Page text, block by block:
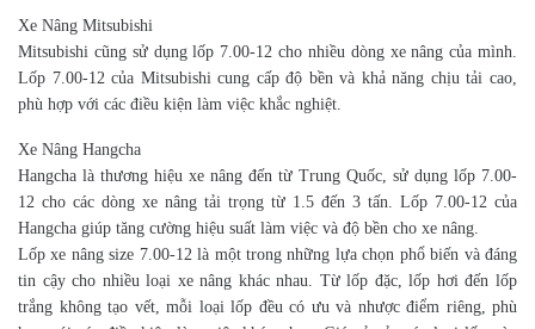
Xe Nâng Mitsubishi
Mitsubishi cũng sử dụng lốp 7.00-12 cho nhiều dòng xe nâng của mình.
Lốp 7.00-12 của Mitsubishi cung cấp độ bền và khả năng chịu tải cao,
phù hợp với các điều kiện làm việc khắc nghiệt.
Xe Nâng Hangcha
Hangcha là thương hiệu xe nâng đến từ Trung Quốc, sử dụng lốp 7.00-
12 cho các dòng xe nâng tải trọng từ 1.5 đến 3 tấn. Lốp 7.00-12 của
Hangcha giúp tăng cường hiệu suất làm việc và độ bền cho xe nâng.
Lốp xe nâng size 7.00-12 là một trong những lựa chọn phổ biến và đáng
tin cậy cho nhiều loại xe nâng khác nhau. Từ lốp đặc, lốp hơi đến lốp
trắng không tạo vết, mỗi loại lốp đều có ưu và nhược điểm riêng, phù